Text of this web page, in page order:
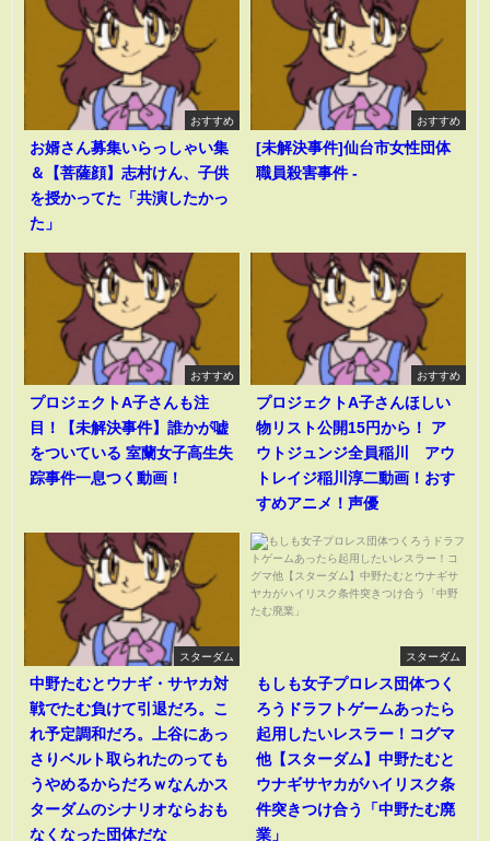
おすすめ
お婿さん募集いらっしゃい集
＆【菩薩顔】志村けん、子供
を授かってた「共演したかっ
た」
おすすめ
[未解決事件]仙台市女性団体
職員殺害事件 -
おすすめ
プロジェクトA子さんも注
目！【未解決事件】誰かが嘘
をついている 室蘭女子高生失
踪事件一息つく動画！
おすすめ
プロジェクトA子さんほしい
物リスト公開15円から！ ア
ウトジュンジ全員稲川 アウ
トレイジ稲川淳二動画！おす
すめアニメ！声優
スターダム
中野たむとウナギ・サヤカ対
戦でたむ負けて引退だろ。こ
れ予定調和だろ。上谷にあっ
さりベルト取られたのっても
うやめるからだろｗなんかス
ターダムのシナリオならおも
なくなった団体だな
スターダム
もしも女子プロレス団体つく
ろうドラフトゲームあったら
起用したいレスラー！コグマ
他【スターダム】中野たむと
ウナギサヤカがハイリスク条
件突きつけ合う「中野たむ廃
業」